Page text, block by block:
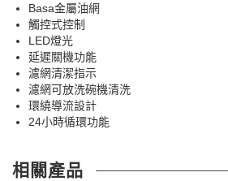
Basa金屬油網
觸控式控制
LED燈光
延遲關機功能
濾網清潔指示
濾網可放洗碗機清洗
環繞導流設計
24小時循環功能
相關產品